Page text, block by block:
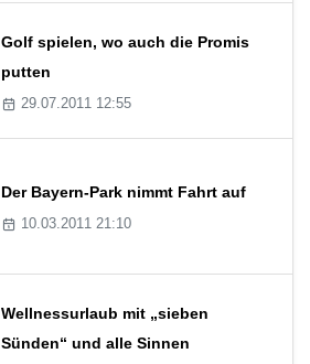
Golf spielen, wo auch die Promis
putten
29.07.2011 12:55
Der Bayern-Park nimmt Fahrt auf
10.03.2011 21:10
Wellnessurlaub mit „sieben
Sünden“ und alle Sinnen